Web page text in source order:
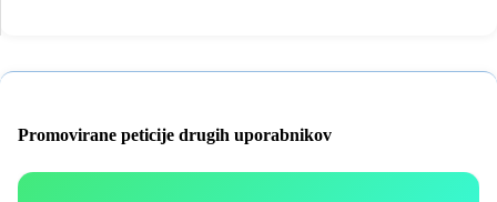
Promovirane peticije drugih uporabnikov